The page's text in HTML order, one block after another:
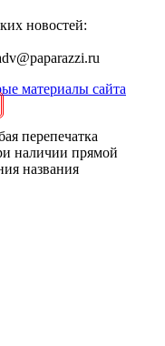
новостей:
материалы сайта
перепечатка
наличии прямой
названия